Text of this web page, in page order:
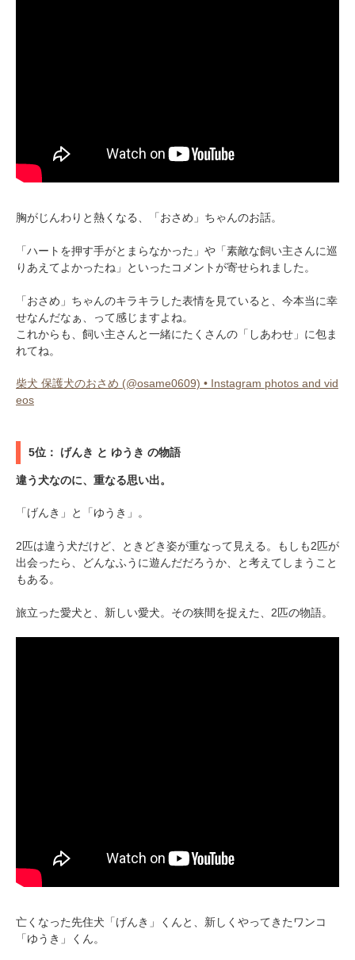
胸がじんわりと熱くなる、「おさめ」ちゃんのお話。
「ハートを押す手がとまらなかった」や「素敵な飼い主さんに巡
りあえてよかったね」といったコメントが寄せられました。
「おさめ」ちゃんのキラキラした表情を見ていると、今本当に幸
せなんだなぁ、って感じますよね。
これからも、飼い主さんと一緒にたくさんの「しあわせ」に包ま
れてね。
柴犬 保護犬のおさめ (@osame0609) • Instagram photos and vid
eos
5位： げんき と ゆうき の物語
違う犬なのに、重なる思い出。
「げんき」と「ゆうき」。
2匹は違う犬だけど、ときどき姿が重なって見える。もしも2匹が
出会ったら、どんなふうに遊んだだろうか、と考えてしまうこと
もある。
旅立った愛犬と、新しい愛犬。その狭間を捉えた、2匹の物語。
亡くなった先住犬「げんき」くんと、新しくやってきたワンコ
「ゆうき」くん。